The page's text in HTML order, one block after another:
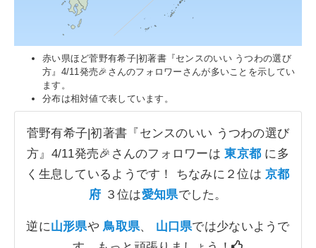
赤い県ほど菅野有希子|初著書『センスのいい うつわの選び
方』4/11発売🎉さんのフォロワーさんが多いことを示してい
ます。
分布は相対値で表しています。
菅野有希子|初著書『センスのいい うつわの選び
方』4/11発売🎉さんのフォロワーは東京都 に多
く生息しているようです！ ちなみに２位は京都
府 ３位は愛知県でした。
逆に山形県や鳥取県、 山口県では少ないようで